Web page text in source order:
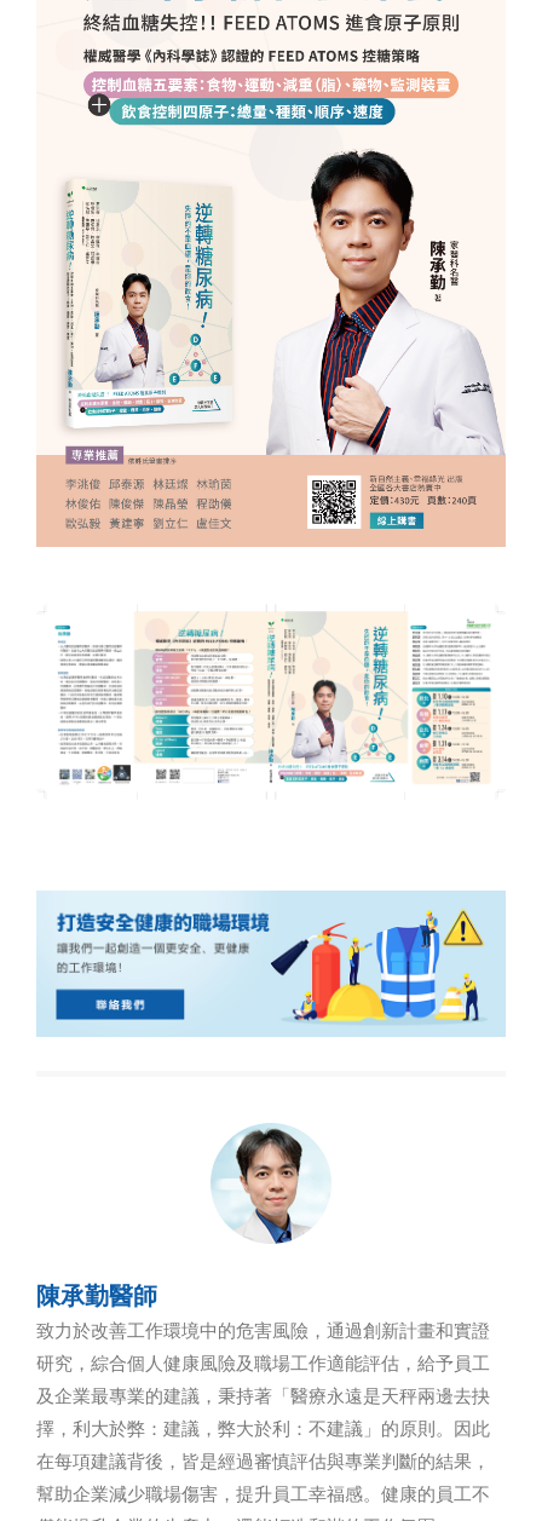
陳承勤醫師
致力於改善工作環境中的危害風險，通過創新計畫和實證
研究，綜合個人健康風險及職場工作適能評估，給予員工
及企業最專業的建議，秉持著「醫療永遠是天秤兩邊去抉
擇，利大於弊：建議，弊大於利：不建議」的原則。因此
在每項建議背後，皆是經過審慎評估與專業判斷的結果，
幫助企業減少職場傷害，提升員工幸福感。健康的員工不